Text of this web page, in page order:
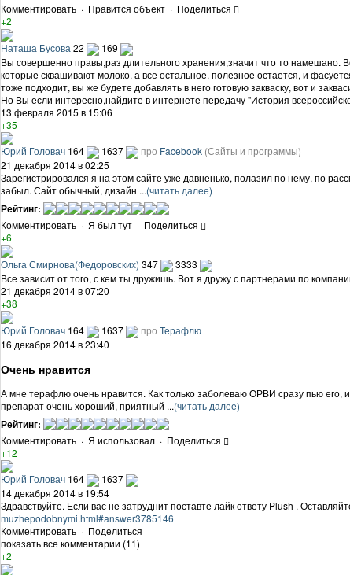
Комментировать · Нравится объект · Поделиться
+2
Наташа Бусова 22
169
Вы совершенно правы,раз длительного хранения,значит что то намешано.
которые сквашивают молоко, а все остальное, полезное остается, и
тоже подходит, вы же будете добавлять в него готовую закваску, вот и
Но Вы если интересно,найдите в интернете передачу "История
13 февраля 2015 в 15:06
+35
Юрий Головач 164 1637 про Facebook (Сайты и программы)
21 декабря 2014 в 02:25
Зарегистрировался я на этом сайте уже давненько, полазил по нему, по
забыл. Сайт обычный, дизайн ...(читать далее)
Рейтинг:
Комментировать · Я был тут · Поделиться
+6
Ольга Смирнова(Федоровских) 347
3333
Все зависит от того, с кем ты дружишь. Вот я дружу с партнерами по
21 декабря 2014 в 07:20
+38
Юрий Головач 164 1637 про Терафлю
16 декабря 2014 в 23:40
Очень нравится
А мне терафлю очень нравится. Как только заболеваю ОРВИ сразу пью его,
препарат очень хороший, приятный ...(читать далее)
Рейтинг:
Комментировать · Я использовал · Поделиться
+12
Юрий Головач 164
1637
14 декабря 2014 в 19:54
Здравствуйте. Если вас не затруднит поставте лайк ответу Plush .
muzhepodobnymi.html#answer3785146
Комментировать · Поделиться
показать все комментарии (11)
+2